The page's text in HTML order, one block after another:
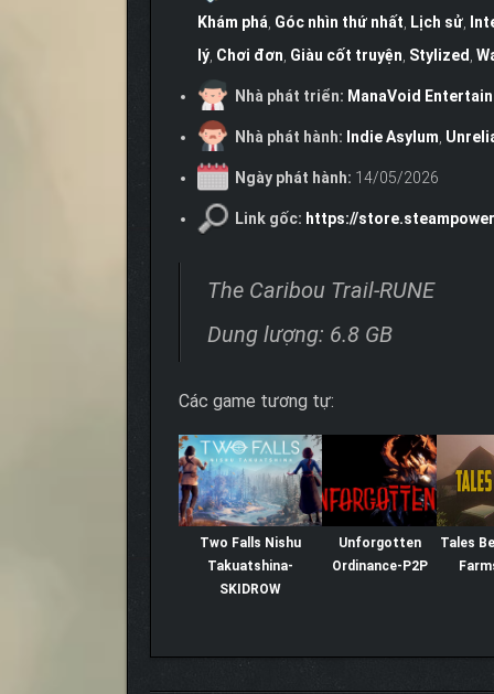
Khám phá, Góc nhìn thứ nhất, Lịch sử,
lý, Chơi đơn, Giàu cốt truyện, Stylized,
Nhà phát triển: ManaVoid
Nhà phát hành: Indie Asylum,
Ngày phát hành: 14/05/2026
Link gốc: https://
The Caribou Trail-RUNE
Dung lượng: 6.8 GB
Các game tương tự:
Two Falls Nishu
Takuatshina-
SKIDROW
Unforgotten
Ordinance-P2P
Tales